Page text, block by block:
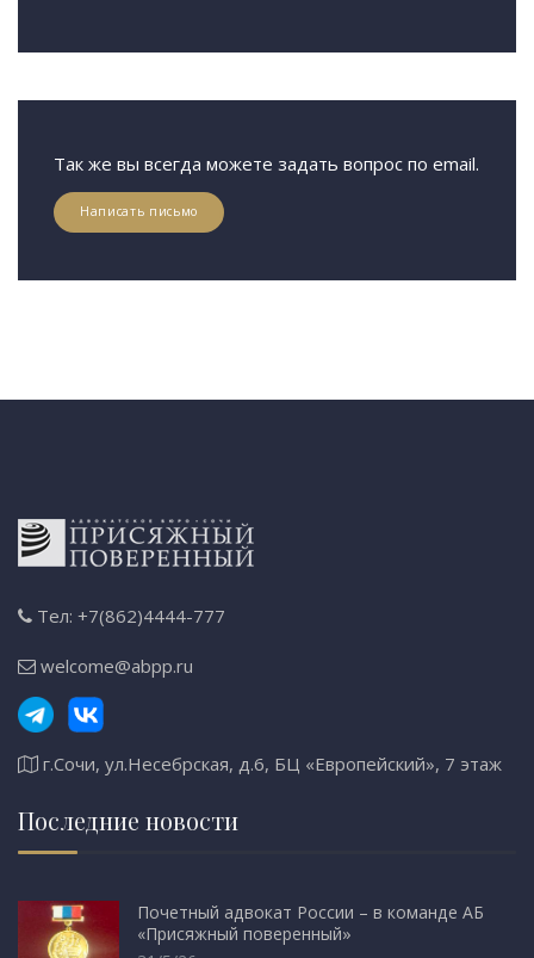
Так же вы всегда можете задать вопрос по email.
Написать письмо
Тел: +7(862)4444-777
welcome@abpp.ru
г.Сочи, ул.Несебрская, д.6, БЦ «Европейский», 7 этаж
Последние новости
Почетный адвокат России – в команде АБ
«Присяжный поверенный»